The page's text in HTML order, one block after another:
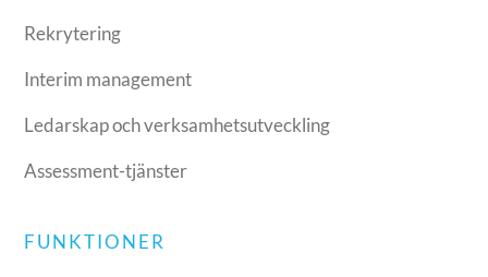
Rekrytering
Interim management
Ledarskap och verksamhetsutveckling
Assessment-tjänster
FUNKTIONER